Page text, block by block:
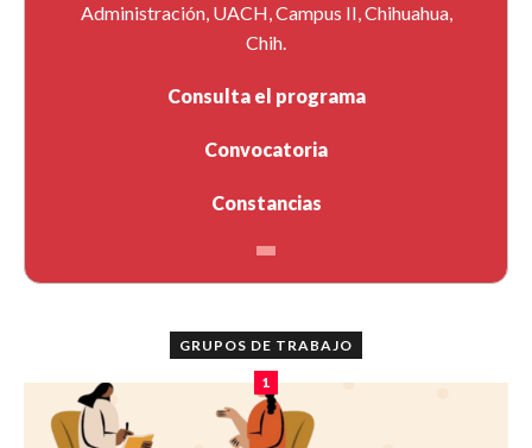
Administración, UACH, Campus II, Chihuahua,
Chih.
Consulta el programa
Convocatoria
Constancias
GRUPOS DE TRABAJO
1